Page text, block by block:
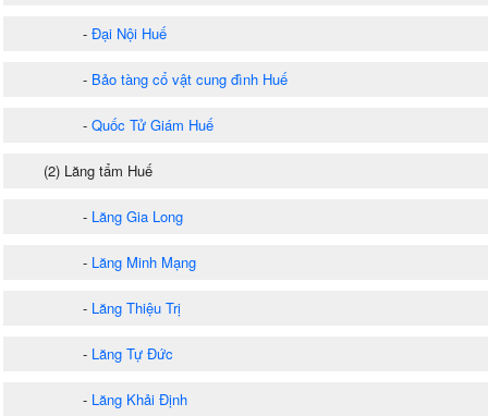
- Đại Nội Huế
- Bảo tàng cổ vật cung đình Huế
- Quốc Tử Giám Huế
(2) Lăng tẩm Huế
- Lăng Gia Long
- Lăng Minh Mạng
- Lăng Thiệu Trị
- Lăng Tự Đức
- Lăng Khải Định